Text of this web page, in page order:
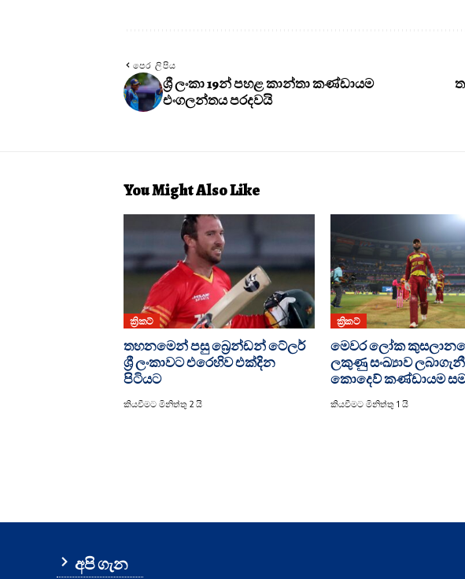
පෙර ලිපිය
ශ්‍රී ලංකා 19න් පහළ කාන්තා කණ්ඩායම
එංගලන්තය පරදවයි
You Might Also Like
ක්‍රිකට්
තහනමෙන් පසු බ්‍රෙන්ඩන් ටේලර්
ශ්‍රී ලංකාවට එරෙහිව එක්දින
පිටියට
කියවීමට මිනිත්තු 2 යි
ක්‍රිකට්
මෙවර ලෝක
ලකුණු සංඛ්‍යාව
කොදෙව් කණ්ඩායම
කියවීමට මිනිත්තු 1 යි
අපි ගැන